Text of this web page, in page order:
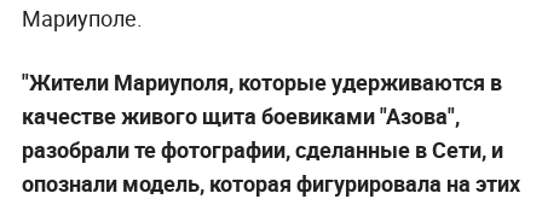
Мариуполе.
"Жители Мариуполя, которые удерживаются в
качестве живого щита боевиками "Азова",
разобрали те фотографии, сделанные в Сети, и
опознали модель, которая фигурировала на этих